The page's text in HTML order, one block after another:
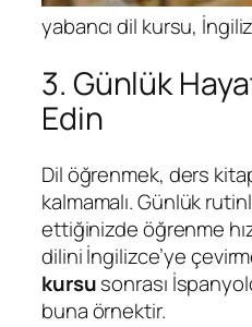
yabancı dil kursu,
3. Günlük
Edin
Dil öğrenmek, ders
kalmamalı. Günlük
ettiğinizde öğrenme
dilini İngilizce’ye
kursusonrası
buna örnektir.